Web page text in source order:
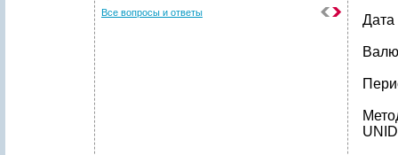
Все вопросы и ответы
Дата